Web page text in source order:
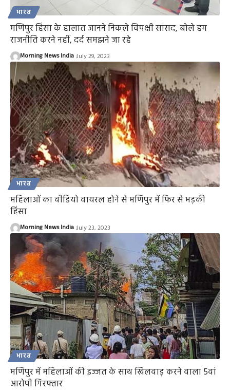
भारत
मणिपुर हिंसा के हालात जानने निकले विपक्षी सांसद, बोले हम
राजनीति करने नहीं, दर्द समझने जा रहे
Morning News India July 29, 2023
भारत
महिलाओं का वीडियो वायरल होने से मणिपुर में फिर से भड़की
हिंसा
Morning News India July 23, 2023
भारत
मणिपुर में महिलाओं की इज्जत के साथ खिलवाड़ करने वाला 5वां
आरोपी गिरफ्तार